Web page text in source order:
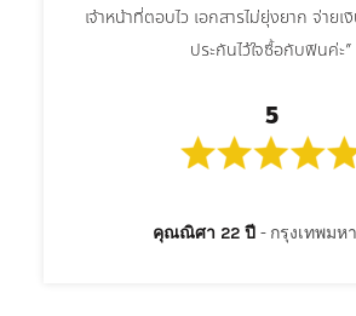
เจ้าหน้าที่ตอบไว เอกสารไม่ยุ่งยาก จ่ายเ
ประกันไว้ใจซื้อกับฟินค่ะ”
5
คุณณิศา 22 ปี กรุงเทพมห